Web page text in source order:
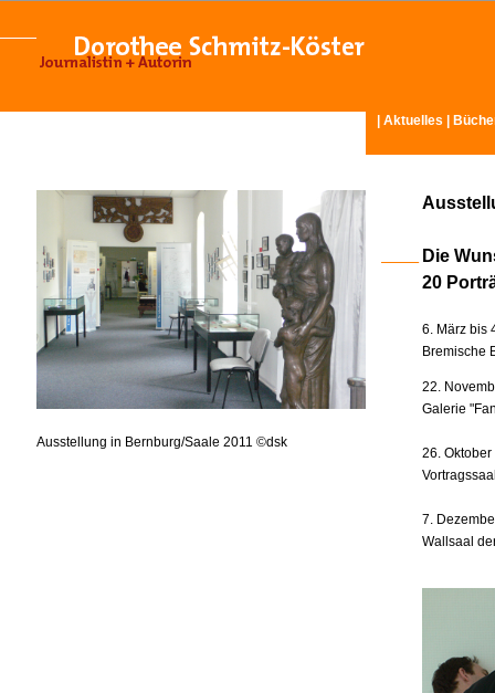
Aktuelles
Ausstellung in Bernburg/Saale 2011 ©dsk
Die
20
6. März bis
Bremische
22.
Galerie
26.
7.
Wallsaal